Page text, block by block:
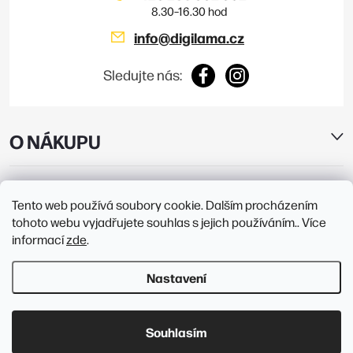
Tento web používá soubory cookie. Dalším procházením
tohoto webu vyjadřujete souhlas s jejich používáním.. Více
informacízde.
Nastavení
Souhlasím
O NÁKUPU
PRODEJNY
info@digilama.cz
Sledujte nás: